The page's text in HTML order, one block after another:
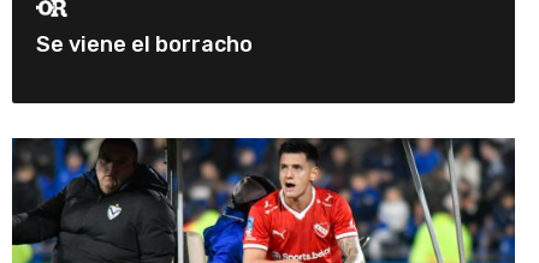
Se viene el borracho